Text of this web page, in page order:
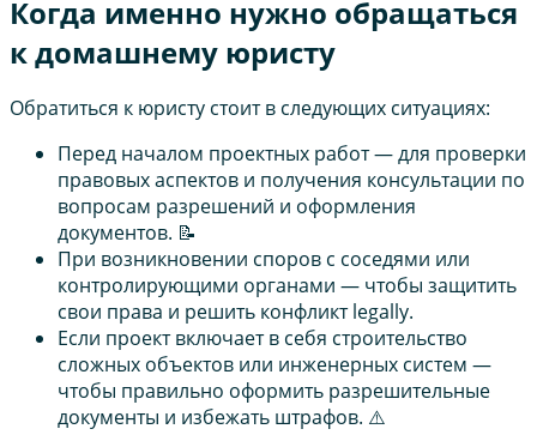
Когда именно нужно обращаться
к домашнему юристу
Обратиться к юристу стоит в следующих ситуациях:
Перед началом проектных работ — для проверки
правовых аспектов и получения консультации по
вопросам разрешений и оформления
документов. 📝
При возникновении споров с соседями или
контролирующими органами — чтобы защитить
свои права и решить конфликт legally.
Если проект включает в себя строительство
сложных объектов или инженерных систем —
чтобы правильно оформить разрешительные
документы и избежать штрафов. ⚠️